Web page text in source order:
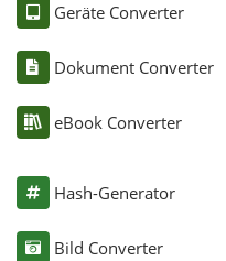
Geräte Converter
Dokument Converter
eBook Converter
Hash-Generator
Bild Converter